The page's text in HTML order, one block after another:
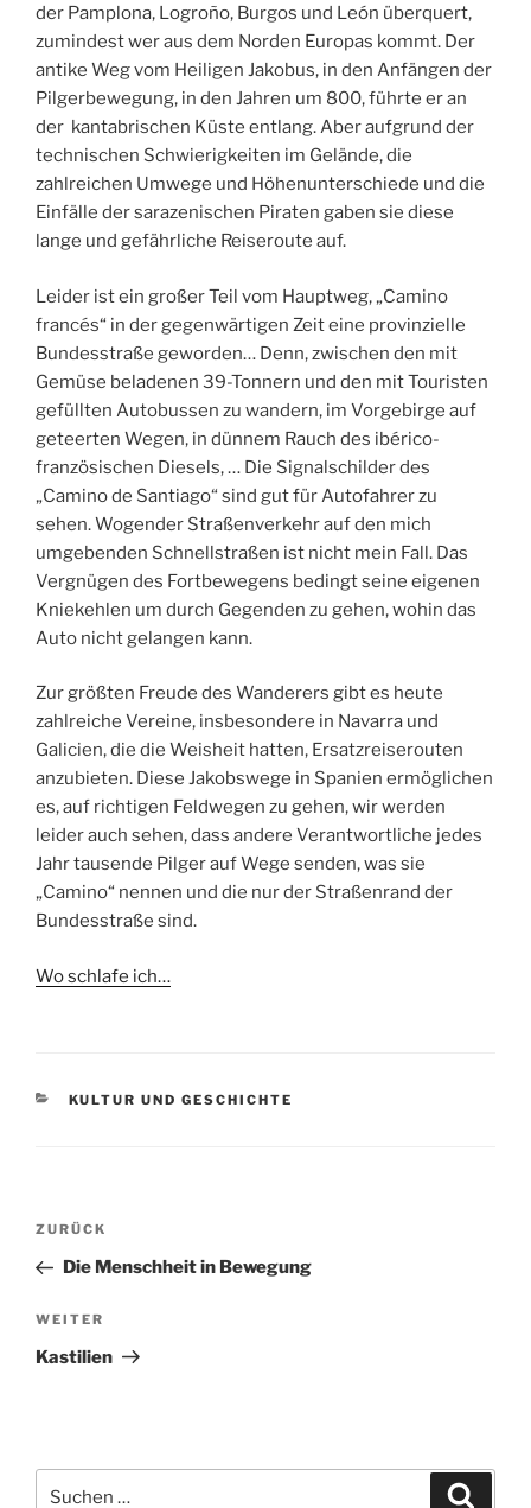
der Pamplona, Logroño, Burgos und León überquert,
zumindest wer aus dem Norden Europas kommt. Der
antike Weg vom Heiligen Jakobus, in den Anfängen der
Pilgerbewegung, in den Jahren um 800, führte er an
der kantabrischen Küste entlang. Aber aufgrund der
technischen Schwierigkeiten im Gelände, die
zahlreichen Umwege und Höhenunterschiede und die
Einfälle der sarazenischen Piraten gaben sie diese
lange und gefährliche Reiseroute auf.
Leider ist ein großer Teil vom Hauptweg, „Camino
francés“ in der gegenwärtigen Zeit eine provinzielle
Bundesstraße geworden… Denn, zwischen den mit
Gemüse beladenen 39-Tonnern und den mit Touristen
gefüllten Autobussen zu wandern, im Vorgebirge auf
geteerten Wegen, in dünnem Rauch des ibérico-
französischen Diesels, … Die Signalschilder des
„Camino de Santiago“ sind gut für Autofahrer zu
sehen. Wogender Straßenverkehr auf den mich
umgebenden Schnellstraßen ist nicht mein Fall. Das
Vergnügen des Fortbewegens bedingt seine eigenen
Kniekehlen um durch Gegenden zu gehen, wohin das
Auto nicht gelangen kann.
Zur größten Freude des Wanderers gibt es heute
zahlreiche Vereine, insbesondere in Navarra und
Galicien, die die Weisheit hatten, Ersatzreiserouten
anzubieten. Diese Jakobswege in Spanien ermöglichen
es, auf richtigen Feldwegen zu gehen, wir werden
leider auch sehen, dass andere Verantwortliche jedes
Jahr tausende Pilger auf Wege senden, was sie
„Camino“ nennen und die nur der Straßenrand der
Bundesstraße sind.
Wo schlafe ich…
KATEGORIEN
KULTUR UND GESCHICHTE
Beitragsnavigation
Vorheriger
Beitrag
ZURÜCK
Die Menschheit in Bewegung
Nächster
Beitrag
WEITER
Kastilien